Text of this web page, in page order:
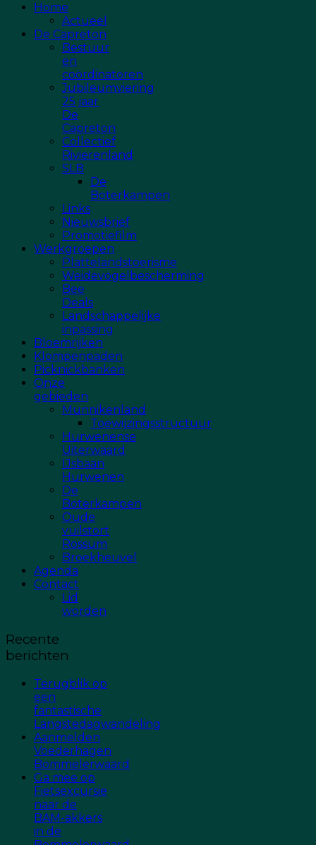
Home
Actueel
De Capreton
Bestuur
en
coördinatoren
Jubileumviering
25 jaar
De
Capreton
Collectief
Rivierenland
SLB
De
Boterkampen
Links
Nieuwsbrief
Promotiefilm
Werkgroepen
Plattelandstoerisme
Weidevogelbescherming
Bee
Deals
Landschappelijke
inpassing
Bloemrijken
Klompenpaden
Picknickbanken
Onze
gebieden
Munnikenland
Toewijzingsstructuur
Hurwenense
Uiterwaard
IJsbaan
Hurwenen
De
Boterkampen
Oude
vuilstort
Rossum
Broekheuvel
Agenda
Contact
Lid
worden
Recente
berichten
Terugblik op
een
fantastische
Langstedagwandeling
Aanmelden
Voederhagen
Bommelerwaard
Ga mee op
Fietsexcursie
naar de
BAM-akkers
in de